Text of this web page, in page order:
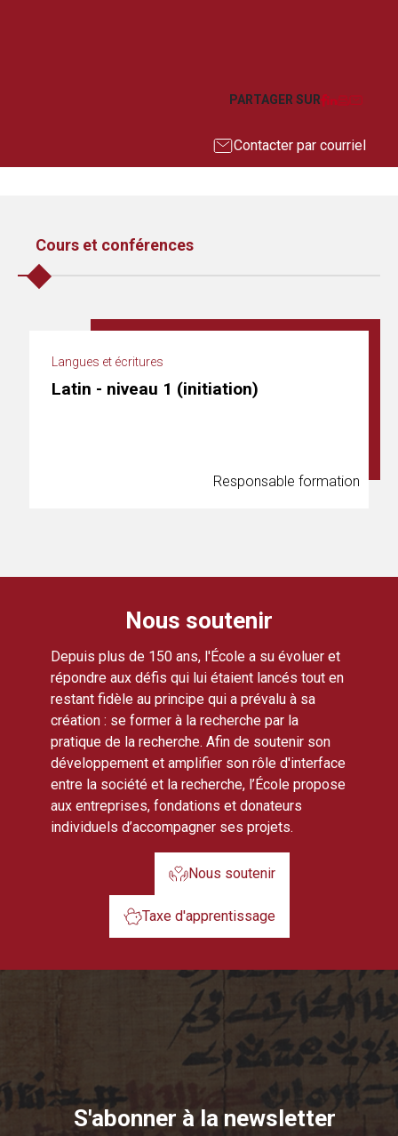
PARTAGER SUR Facebook
LinkedIn
Contacter par courriel
Cours et conférences
Langues et écritures
Latin - niveau 1 (initiation)
Responsable formation
Nous soutenir
Depuis plus de 150 ans, l'École a su évoluer et
répondre aux défis qui lui étaient lancés tout en
restant fidèle au principe qui a prévalu à sa
création : se former à la recherche par la
pratique de la recherche. Afin de soutenir son
développement et amplifier son rôle d'interface
entre la société et la recherche, l’École propose
aux entreprises, fondations et donateurs
individuels d’accompagner ses projets.
Nous soutenir
Taxe d'apprentissage
S'abonner à la newsletter